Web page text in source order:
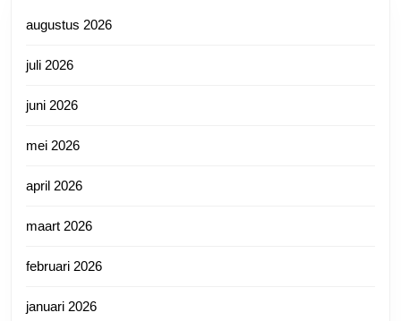
augustus 2026
juli 2026
juni 2026
mei 2026
april 2026
maart 2026
februari 2026
januari 2026